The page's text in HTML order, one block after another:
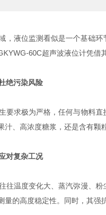
，液位监测看似是一个基础
60C超声波液位计凭借
绝污染风险
要求极为严格，任何与物料
汁、高浓度糖浆，还是含有
对复杂工况
往温度变化大、蒸汽弥漫、粉
量的高度稳定性。同时，其强